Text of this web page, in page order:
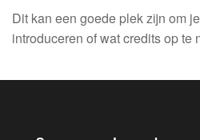
Dit kan een goede plek zijn om
introduceren of wat credits op te